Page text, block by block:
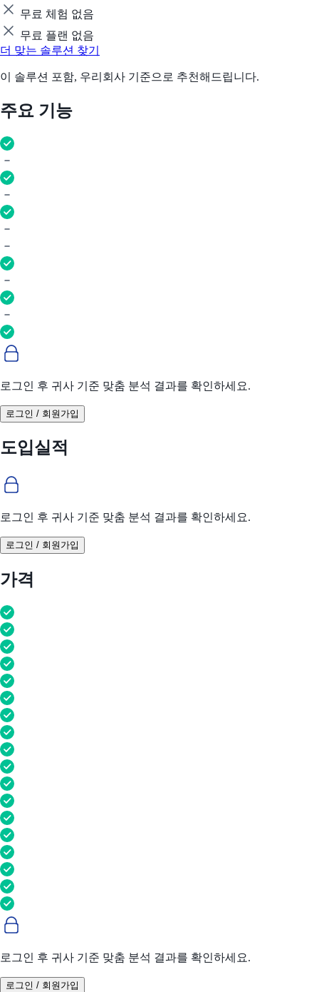
무료 체험 없음
무료 플랜 없음
더 맞는 솔루션 찾기
이 솔루션 포함, 우리회사 기준으로 추천해드립니다.
주요 기능
로그인 후 귀사 기준 맞춤 분석 결과를 확인하세요.
로그인 / 회원가입
도입실적
로그인 후 귀사 기준 맞춤 분석 결과를 확인하세요.
로그인 / 회원가입
가격
로그인 후 귀사 기준 맞춤 분석 결과를 확인하세요.
로그인 / 회원가입